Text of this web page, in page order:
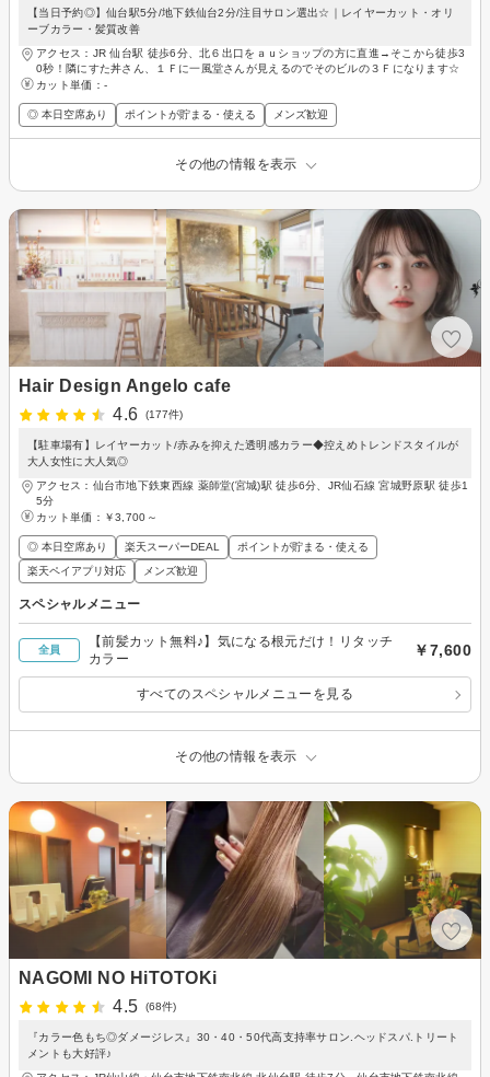
【当日予約◎】仙台駅5分/地下鉄仙台2分/注目サロン選出☆｜レイヤーカット・オリ
ーブカラー・髪質改善
アクセス：JR 仙台駅 徒歩6分、北６出口をａｕショップの方に直進→そこから徒歩3
0秒！隣にすた丼さん、１Ｆに一風堂さんが見えるのでそのビルの３Ｆになります☆
カット単価： -
◎ 本日空席あり ポイントが貯まる・使える メンズ歓迎
その他の情報を表示
Hair Design Angelo cafe
4.6
(177件)
【駐車場有】レイヤーカット/赤みを抑えた透明感カラー◆控えめトレンドスタイルが
大人女性に大人気◎
アクセス：仙台市地下鉄東西線 薬師堂(宮城)駅 徒歩6分、JR仙石線 宮城野原駅 徒歩1
5分
カット単価： ￥3,700～
◎ 本日空席あり 楽天スーパーDEAL
ポイントが貯まる・使える
楽天ペイアプリ対応
メンズ歓迎
スペシャルメニュー
全員
【前髪カット無料♪】気になる根元だけ！リタッチ
カラー
￥7,600
すべてのスペシャルメニューを見る
その他の情報を表示
NAGOMI NO HiTOTOKi
4.5
(68件)
『カラー色もち◎ダメージレス』30・40・50代高支持率サロン.ヘッドスパ.トリート
メントも大好評♪